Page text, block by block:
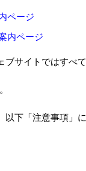
ページ
内ページ
サイトではすべ
下「注意事項」